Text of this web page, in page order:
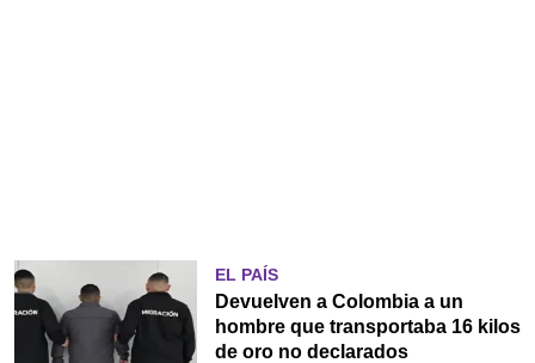
EL PAÍS
Devuelven a Colombia a un
hombre que transportaba 16 kilos
de oro no declarados